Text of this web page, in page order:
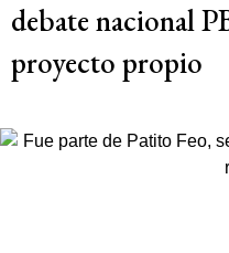
debate nacional
proyecto propio